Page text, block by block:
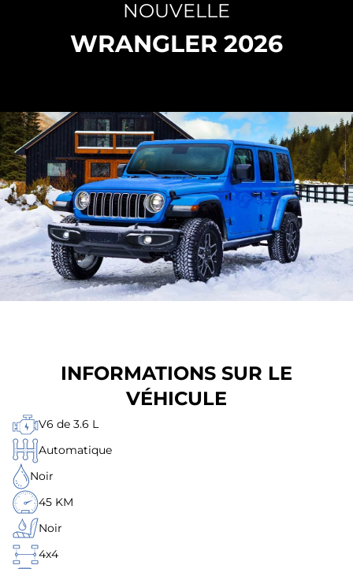
NOUVELLE
WRANGLER 2026
INFORMATIONS SUR LE
VÉHICULE
V6 de 3.6 L
Automatique
Noir
45 KM
Noir
4x4